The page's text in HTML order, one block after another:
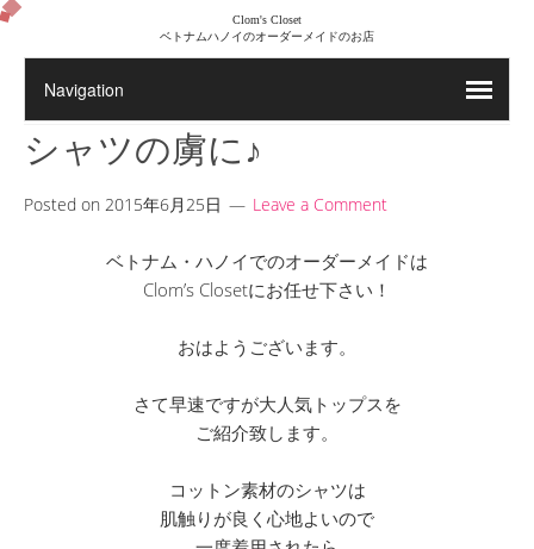
Clom's Closet
ベトナムハノイのオーダーメイドのお店
シャツの虜に♪
Posted on 2015年6月25日 Leave a Comment
ベトナム・ハノイでのオーダーメイドは
Clom’s Closetにお任せ下さい！
おはようございます。
さて早速ですが大人気トップスを
ご紹介致します。
コットン素材のシャツは
肌触りが良く心地よいので